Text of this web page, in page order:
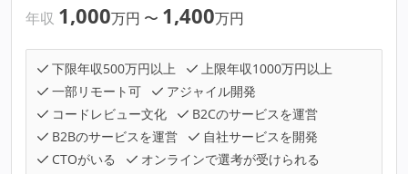
年収 1,000万円 〜 1,400万円
下限年収500万円以上
上限年収1000万円以上
一部リモート可
アジャイル開発
コードレビュー文化
B2Cのサービスを運営
B2Bのサービスを運営
自社サービスを開発
CTOがいる
オンラインで選考が受けられる